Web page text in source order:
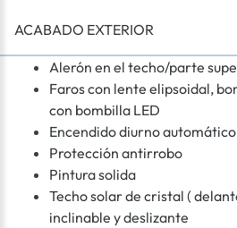
ACABADO EXTERIOR
Alerón en el techo/parte
Faros con lente elipsoidal,
con bombilla LED
Encendido diurno automático
Protección antirrobo
Pintura solida
Techo solar de cristal (
inclinable y deslizante